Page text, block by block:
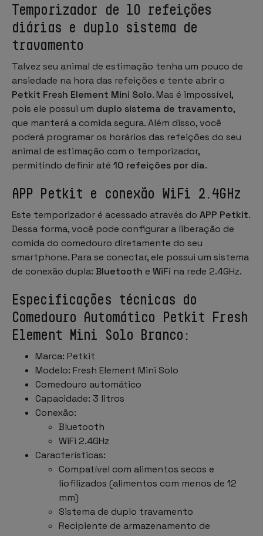
Temporizador de 10 refeições
diárias e duplo sistema de
travamento
Talvez seu animal de estimação tenha um pouco de
ansiedade na hora das refeições e tente abrir o
Petkit Fresh Element Mini Solo. Mas é impossível,
pois ele possui um duplo sistema de travamento,
que manterá a comida segura. Além disso, você
poderá programar os horários das refeições do seu
animal de estimação com o temporizador,
permitindo definir até 10 refeições por dia.
APP Petkit e conexão WiFi 2.4GHz
Este temporizador é acessado através do APP Petkit.
Dessa forma, você pode configurar a liberação de
comida do comedouro diretamente do seu
smartphone. Para se conectar, ele possui um sistema
de conexão dupla: Bluetooth e WiFi na rede 2.4GHz.
Especificações técnicas do
Comedouro Automático Petkit Fresh
Element Mini Solo Branco:
Marca: Petkit
Modelo: Fresh Element Mini Solo
Comedouro automático
Capacidade: 3 litros
Conexão:
Bluetooth
WiFi 2.4GHz
Características:
Compatível com alimentos secos e
liofilizados (alimentos com menos de 12
mm)
Sistema de duplo travamento
Recipiente de armazenamento de